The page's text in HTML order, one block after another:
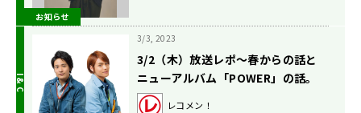
お知らせ
3/3, 2023
3/2（木）放送レポ〜春からの話と
ニューアルバム「POWER」の話。
あと2人からのご報告。の巻〜
レコメン！